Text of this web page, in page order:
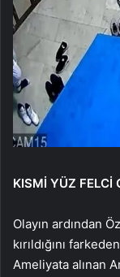
KISMİ YÜZ FELCİ
Olayın ardından
kırıldığını
Ameliyata alınan